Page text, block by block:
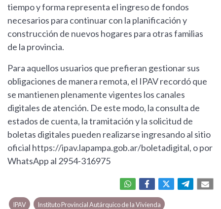
tiempo y forma representa el ingreso de fondos
necesarios para continuar con la planificación y
construcción de nuevos hogares para otras familias
de la provincia.
Para aquellos usuarios que prefieran gestionar sus
obligaciones de manera remota, el IPAV recordó que
se mantienen plenamente vigentes los canales
digitales de atención. De este modo, la consulta de
estados de cuenta, la tramitación y la solicitud de
boletas digitales pueden realizarse ingresando al sitio
oficial https://ipav.lapampa.gob.ar/boletadigital, o por
WhatsApp al 2954-316975
IPAV Instituto Provincial Autárquico de la Vivienda